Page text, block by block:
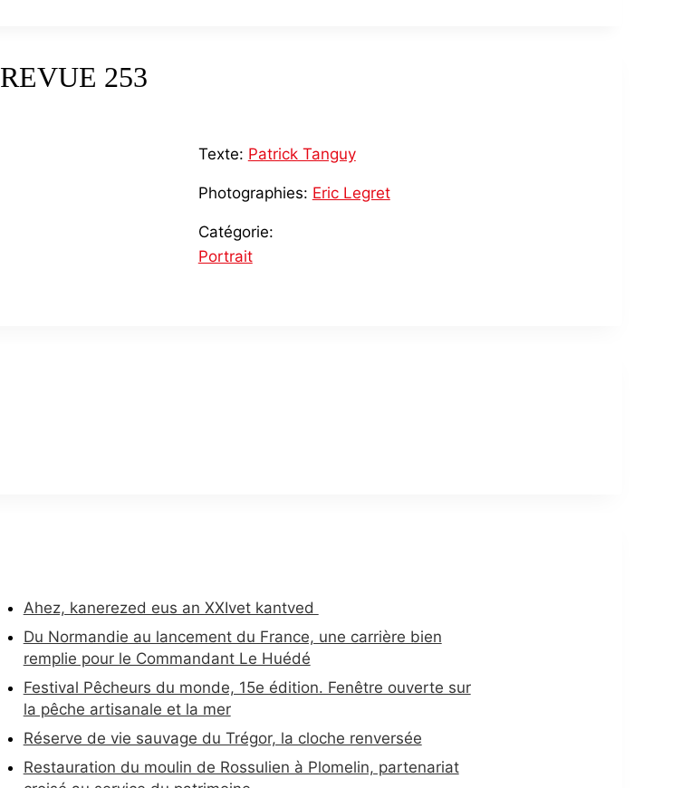
REVUE 253
Texte: Patrick Tanguy
Photographies: Eric Legret
Catégorie:
Portrait
Ahez, kanerezed eus an XXIvet kantved
Du Normandie au lancement du France, une carrière bien
remplie pour le Commandant Le Huédé
Festival Pêcheurs du monde, 15e édition. Fenêtre ouverte sur
la pêche artisanale et la mer
Réserve de vie sauvage du Trégor, la cloche renversée
Restauration du moulin de Rossulien à Plomelin, partenariat